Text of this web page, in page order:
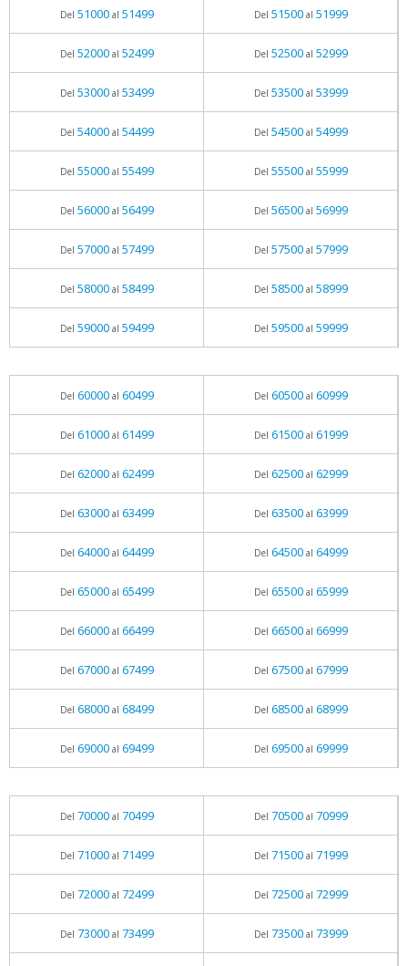
Del 51000al 51499 Del 51500al 51999
Del 52000al 52499 Del 52500al 52999
Del 53000al 53499 Del 53500al 53999
Del 54000al 54499 Del 54500al 54999
Del 55000al 55499 Del 55500al 55999
Del 56000al 56499 Del 56500al 56999
Del 57000al 57499 Del 57500al 57999
Del 58000al 58499 Del 58500al 58999
Del 59000al 59499 Del 59500al 59999
Del 60000al 60499 Del 60500al 60999
Del 61000al 61499 Del 61500al 61999
Del 62000al 62499 Del 62500al 62999
Del 63000al 63499 Del 63500al 63999
Del 64000al 64499 Del 64500al 64999
Del 65000al 65499 Del 65500al 65999
Del 66000al 66499 Del 66500al 66999
Del 67000al 67499 Del 67500al 67999
Del 68000al 68499 Del 68500al 68999
Del 69000al 69499 Del 69500al 69999
Del 70000al 70499 Del 70500al 70999
Del 71000al 71499 Del 71500al 71999
Del 72000al 72499 Del 72500al 72999
Del 73000al 73499 Del 73500al 73999